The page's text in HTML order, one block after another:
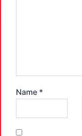
Name *